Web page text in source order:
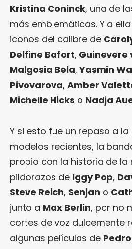
Kristina Coninck, una de
más emblemáticas. Y a
iconos del calibre de
Delfine Bafort, Guinevere
Malgosia Bela,Yasmin
Pivovarova, Amber
Michelle Hicks o Nadja
Y si esto fue un repaso a
modelos recientes, la
propio con la historia de la
pildorazos de Iggy Pop,
Steve Reich, Senjan o
junto a Max Berlin, por no
cortes de voz dulcemente
algunas películas de